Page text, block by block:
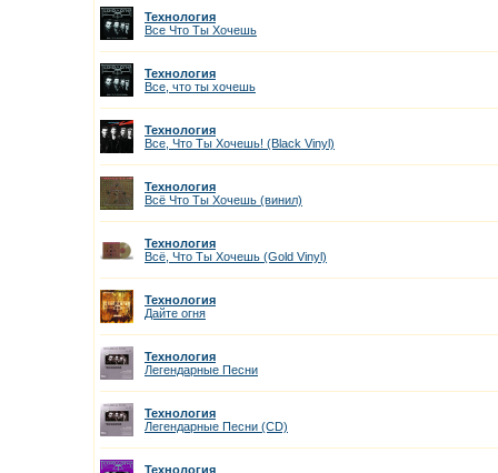
Технология
Все Что Ты Хочешь
Технология
Все, что ты хочешь
Технология
Все, Что Ты Хочешь! (Black Vinyl)
Технология
Всё Что Ты Хочешь (винил)
Технология
Всё, Что Ты Хочешь (Gold Vinyl)
Технология
Дайте огня
Технология
Легендарные Песни
Технология
Легендарные Песни (CD)
Технология